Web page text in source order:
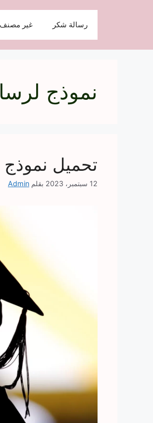
رسالة شكر غير مصنف
نموذج
تحميل
12 سبتمبر، 2023 بقلم Admin